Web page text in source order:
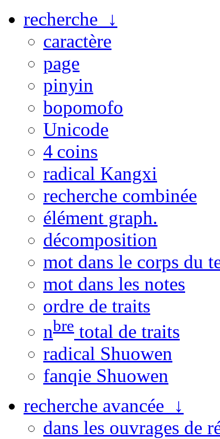
recherche ↓
caractère
page
pinyin
bopomofo
Unicode
4 coins
radical Kangxi
recherche combinée
élément graph.
décomposition
mot dans le corps du
mot dans les notes
ordre de traits
nbre total de traits
radical Shuowen
fanqie Shuowen
recherche avancée ↓
dans les ouvrages de